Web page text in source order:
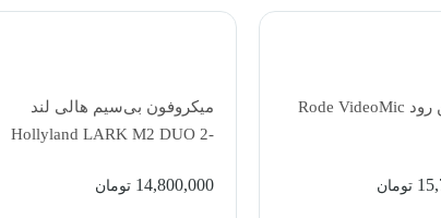
میکروفن رود Rode VideoMic
تومان
میکروفون بی‌سیم هالی لند
Hollyland LARK M2 DUO 2-
Microphone System (2.4 GHz,
14,800,000 تومان